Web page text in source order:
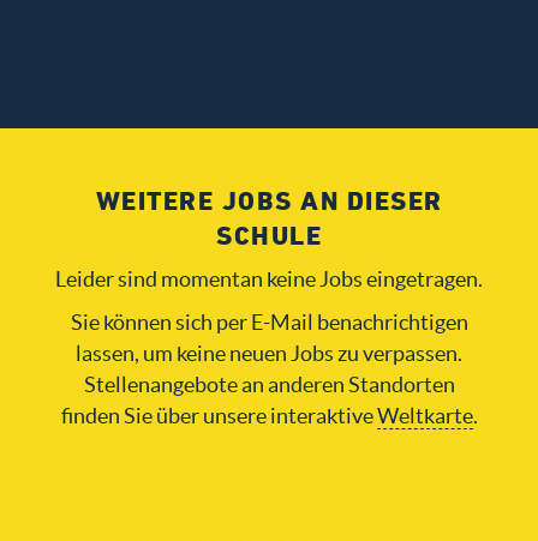
WEITERE JOBS AN DIESER
SCHULE
Leider sind momentan keine Jobs eingetragen.
Sie können sich per E-Mail benachrichtigen
lassen, um keine neuen Jobs zu verpassen.
Stellenangebote an anderen Standorten
finden Sie über unsere interaktiveWeltkarte.